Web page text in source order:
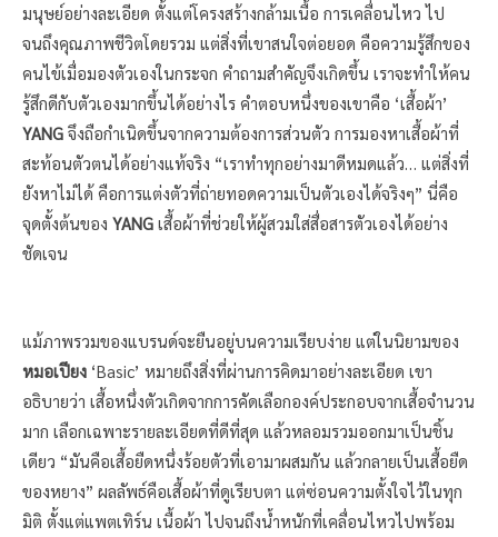
มนุษย์อย่างละเอียด ตั้งแต่โครงสร้างกล้ามเนื้อ การเคลื่อนไหว ไป
จนถึงคุณภาพชีวิตโดยรวม แต่สิ่งที่เขาสนใจต่อยอด คือความรู้สึกของ
คนไข้เมื่อมองตัวเองในกระจก คำถามสำคัญจึงเกิดขึ้น เราจะทำให้คน
รู้สึกดีกับตัวเองมากขึ้นได้อย่างไร คำตอบหนึ่งของเขาคือ ‘เสื้อผ้า’
YANG จึงถือกำเนิดขึ้นจากความต้องการส่วนตัว การมองหาเสื้อผ้าที่
สะท้อนตัวตนได้อย่างแท้จริง “เราทำทุกอย่างมาดีหมดแล้ว… แต่สิ่งที่
ยังหาไม่ได้ คือการแต่งตัวที่ถ่ายทอดความเป็นตัวเองได้จริงๆ” นี่คือ
จุดตั้งต้นของ YANG เสื้อผ้าที่ช่วยให้ผู้สวมใส่สื่อสารตัวเองได้อย่าง
ชัดเจน
แม้ภาพรวมของแบรนด์จะยืนอยู่บนความเรียบง่าย แต่ในนิยามของ
หมอเปียง ‘Basic’ หมายถึงสิ่งที่ผ่านการคิดมาอย่างละเอียด เขา
อธิบายว่า เสื้อหนึ่งตัวเกิดจากการคัดเลือกองค์ประกอบจากเสื้อจำนวน
มาก เลือกเฉพาะรายละเอียดที่ดีที่สุด แล้วหลอมรวมออกมาเป็นชิ้น
เดียว “มันคือเสื้อยืดหนึ่งร้อยตัวที่เอามาผสมกัน แล้วกลายเป็นเสื้อยืด
ของหยาง” ผลลัพธ์คือเสื้อผ้าที่ดูเรียบตา แต่ซ่อนความตั้งใจไว้ในทุก
มิติ ตั้งแต่แพตเทิร์น เนื้อผ้า ไปจนถึงน้ำหนักที่เคลื่อนไหวไปพร้อม